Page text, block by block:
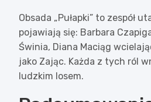
Obsada „Pułapki” to zespół
pojawiają się: Barbara
Świnia, Diana Maciąg
jako Zając. Każda z tych ról
ludzkim losem.